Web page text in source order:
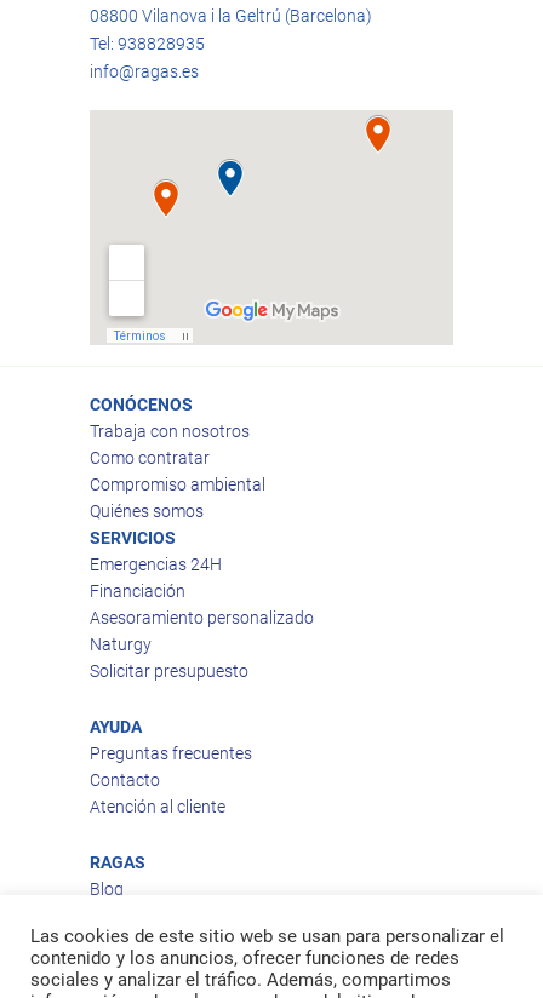
08800 Vilanova i la Geltrú (Barcelona)
Tel: 938828935
info@ragas.es
CONÓCENOS
Trabaja con nosotros
Como contratar
Compromiso ambiental
Quiénes somos
SERVICIOS
Emergencias 24H
Financiación
Asesoramiento personalizado
Naturgy
Solicitar presupuesto
AYUDA
Preguntas frecuentes
Contacto
Atención al cliente
RAGAS
Blog
Política de privacidad
Política de cookies
Las cookies de este sitio web se usan para personalizar el
contenido y los anuncios, ofrecer funciones de redes
sociales y analizar el tráfico. Además, compartimos